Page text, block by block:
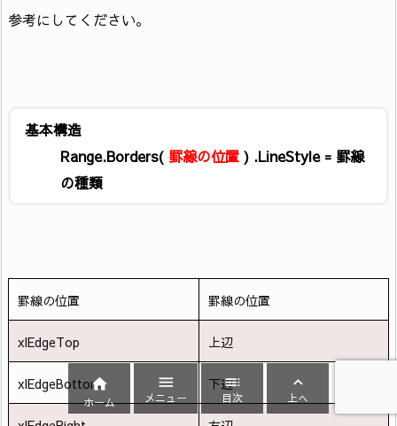
参考にしてください。
基本構造
Range.Borders( 罫線の位置 ) .LineStyle = 罫線
の種類
罫線の位置 罫線の位置
xlEdgeTop 上辺
xlEdgeBottom 下辺

ホーム

メニュー

目次

上へ